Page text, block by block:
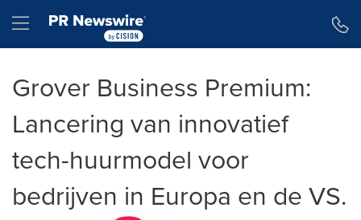
Hamburger menu
Grover Business Premium:
Lancering van innovatief
tech-huurmodel voor
bedrijven in Europa en de VS.